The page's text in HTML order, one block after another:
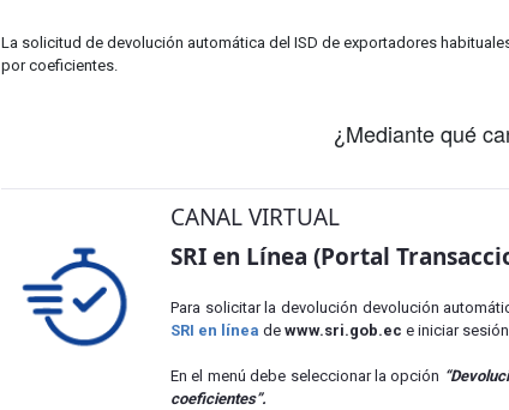
La solicitud de devolución automática del ISD de exportadores
por coeficientes.
¿Mediante qué
CANAL VIRTUAL
SRI en Línea (Portal
Para solicitar la devolución devolución
SRI en línea de www.sri.gob.ec e iniciar
En el menú debe seleccionar la opción
coeficientes”.